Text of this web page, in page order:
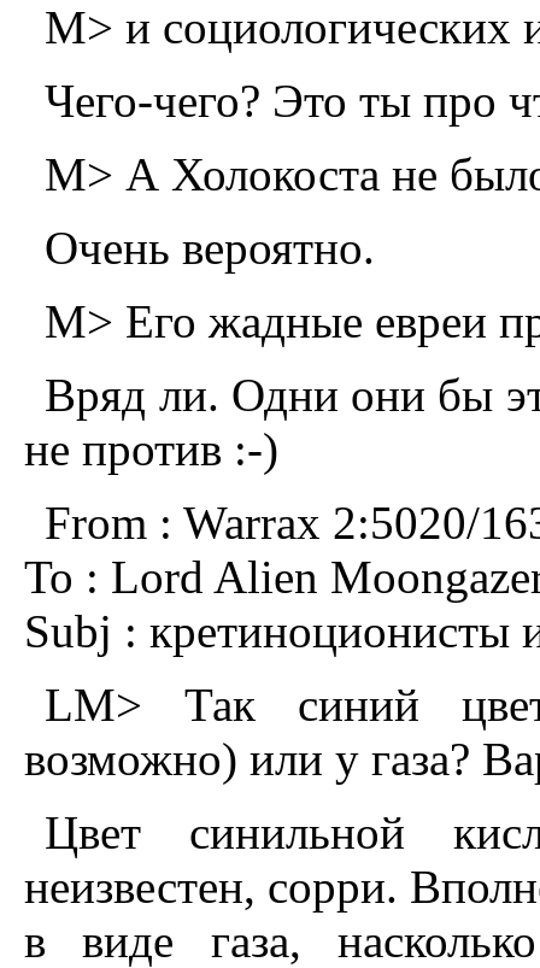
M> и социологических
Чего-чего? Это ты про
M> А Холокоста не
Очень вероятно.
M> Его жадные евреи
Вряд ли. Одни они бы
не против :-)
From : Warrax 2:5020/
To : Lord Alien
Subj : кретиноционисты
LM> Так синий
возможно) или у газа?
Цвет синильной
неизвестен, сорри.
в виде газа,